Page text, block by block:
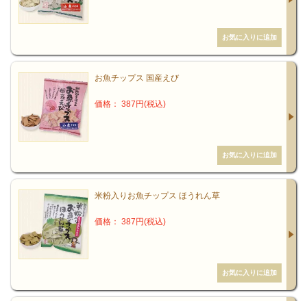
ために、食の質は不可欠だからです。
しかしながら、いのちのない食品、原料の出処、製造の
裏側が見えにくい食品が世の中には溢れています。それ
だけ健康の維持・向上が難しくなってきた時代ともいえ
ます。食がからだをつくるという認識や教育をもっと徹
底する必要があると思います。質的に「もっと健康にな
る」ことこそが重要だと考えます。
振り返れば、弊社は2002年創業時から「いのちを大切に
する」ため、健康と環境について一生懸命に考えてきま
した。エコロジー雑貨問屋である弊社が創業時に掲げた
スローガンが「もっと健康になろう！」だったのは、環
境問題も健康問題も、どちらも「いのち」に直結するか
お魚チップス 国産えび
価格： 387円(税込)
米粉入りお魚チップス ほうれん草
価格： 387円(税込)